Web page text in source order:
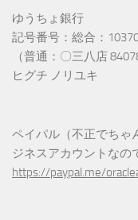
ゆうちょ銀行
記号番号：総合：
（普通：〇三八店
ヒグチ ノリユキ
ペイパル（不正でちゃ
ジネスアカウントなの
https://paypal.me/